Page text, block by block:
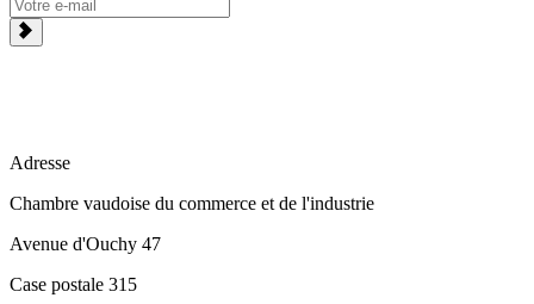
Adresse
Chambre vaudoise du commerce et de l'industrie
Avenue d'Ouchy 47
Case postale 315